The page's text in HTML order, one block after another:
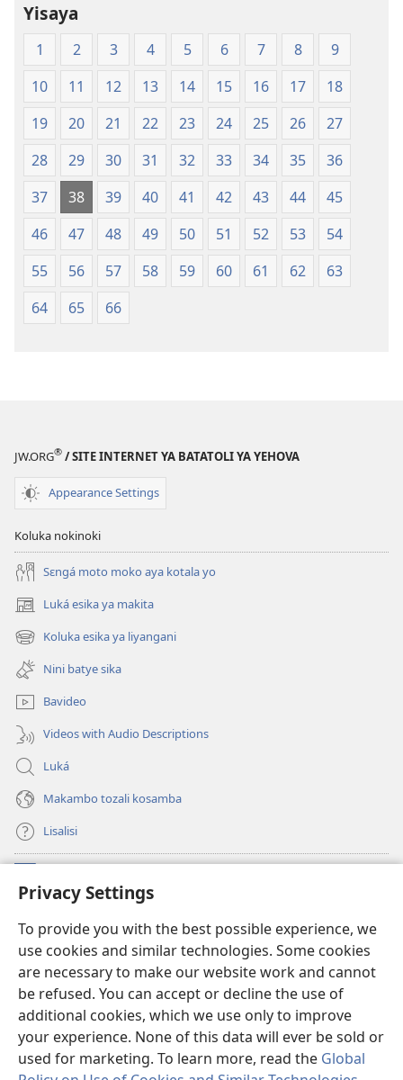
Privacy Settings
To provide you with the best possible experience, we
use cookies and similar technologies. Some cookies
are necessary to make our website work and cannot
be refused. You can accept or decline the use of
additional cookies, which we use only to improve
your experience. None of this data will ever be sold or
used for marketing. To learn more, read the Global
Scriptures
(Softcover
Edition)
Yisaya
1 2 3 4 5 6 7 8
9
10
11 12 13 14 15 16 17
18
19
20 21 22 23 24 25 26
27
28
29 30 31 32 33 34 35
36
37
38 39 40 41 42 43 44
45
46
47 48 49 50 51 52 53
54
55
56 57 58 59 60 61 62
63
64
65 66
JW.ORG® / SITE INTERNET YA BATATOLI YA YEHOVA
Appearance Settings
Koluka nokinoki
Sɛngá moto moko aya kotala yo
Luká esika ya makita
(fungolá
fenɛtrɛ
mosusu)
Koluka esika ya liyangani
(fungolá
fenɛtrɛ
mosusu)
Nini batye sika
Bavideo
Videos with Audio Descriptions
Luká
Makambo tozali kosamba
Lisalisi
(fungolá
fenɛtrɛ
Watchtower Mikanda oyo ezali na Internet
(fungolá
fenɛtrɛ
mosusu)JW Hub
(fungolá
fenɛtrɛ
mosusu)Programɛ JW Library ®